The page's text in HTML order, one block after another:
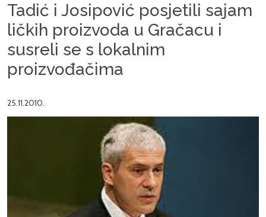
Tadić i Josipović posjetili sajam
ličkih proizvoda u Gračacu i
susreli se s lokalnim
proizvođačima
25.11.2010.